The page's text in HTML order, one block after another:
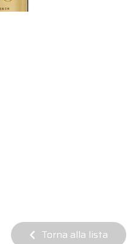
Torna alla lista